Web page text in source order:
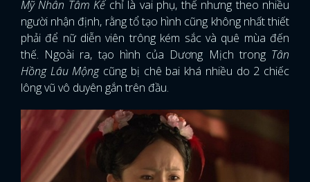
Mỹ Nhân Tâm Kế chỉ là vai phụ, thế nhưng theo nhiều
người nhận định, rằng tổ tạo hình cũng không nhất thiết
phải để nữ diễn viên trông kém sắc và quê mùa đến
thế. Ngoài ra, tạo hình của Dương Mịch trong Tân
Hồng Lâu Mộngcũng bị chê bai khá nhiều do 2 chiếc
lông vũ vô duyên gắn trên đầu.